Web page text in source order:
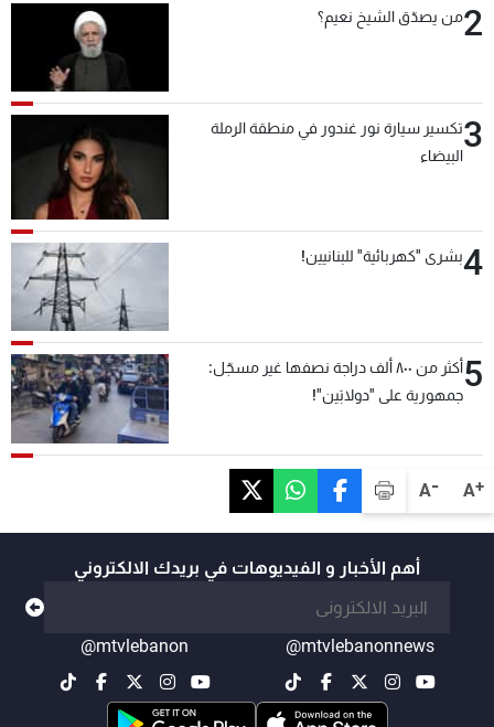
A+
A-
2من يصدّق الشيخ نعيم؟
3تكسير سيارة نور غندور في منطقة الرملة
البيضاء
4بشرى "كهربائية" للبنانيين!
5
أكثر من ٨٠٠ ألف دراجة نصفها غير مسجّل:
جمهورية على "دولابَين"!
أهم الأخبار و الفيديوهات في بريدك الالكتروني
@mtvlebanonnews
@mtvlebanon